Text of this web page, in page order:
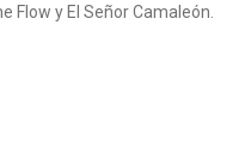
Flow y El Señor Camaleón.